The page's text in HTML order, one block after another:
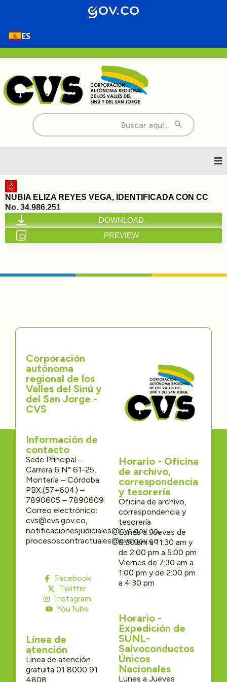
ES
Buscar:
Inicio
Nosotros
Directorios
Contáctenos
NUBIA ELIZA REYES VEGA, IDENTIFICADA CON CC
No. 34.986.251
DOWNLOAD
PREVIEW
Corporación
autónoma
regional de los
Valles del Sinú y
del San Jorge -
CVS
Información de
contacto
Sede Principal –
Carrera 6 N° 61-25,
Montería – Córdoba
PBX:(57+604) –
7890605 – 7890609
Correo electrónico:
cvs@cvs.gov.co,
notificacionesjudiciales@cvs.gov.co,
procesoscontractuales@cvs.gov.co
Facebook
Twitter
Instagram
YouTube
Línea de
atención
Linea de atención
gratuita 01 8000 91
4808
Horario - Oficina
de archivo,
correspondencia
y tesorería
Oficina de archivo,
correspondencia y
tesorería
Lunes a Jueves de
8:30 am a 11:30 am y
de 2:00 pm a 5:00 pm
Viernes de 7:30 am a
1:00 pm y de 2:00 pm
a 4:30 pm
Horario -
Expedición de
SUNL-
Salvoconductos
Únicos
Nacionales
Lunes a Jueves